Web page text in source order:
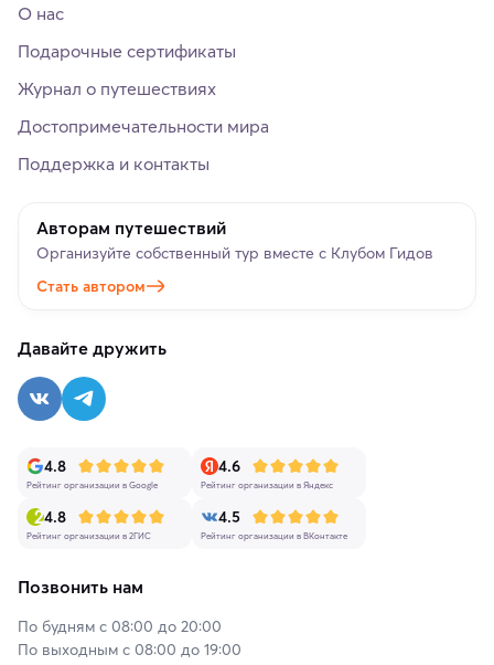
О нас
Подарочные сертификаты
Журнал о путешествиях
Достопримечательности мира
Поддержка и контакты
Авторам путешествий
Организуйте собственный тур вместе с Клубом Гидов
Стать автором
Давайте дружить
4.8
Рейтинг организации в Google
4.6
Рейтинг организации в Яндекс
4.8
Рейтинг организации в 2ГИС
4.5
Рейтинг организации в ВКонтакте
Позвонить нам
По будням с 08:00 до 20:00
По выходным с 08:00 до 19:00